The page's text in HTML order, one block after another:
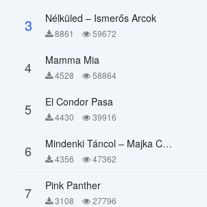
3 Nélküled – Ismerős Arcok
8861 59672
4 Mamma Mia
4528 58864
5 El Condor Pasa
4430 39916
6 Mindenki Táncol – Majka Curtis, Péter Majoros
4356 47362
7 Pink Panther
3108 27796